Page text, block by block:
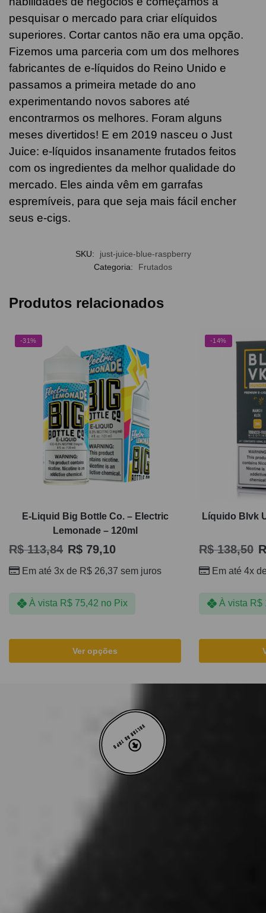
pesquisar o mercado para criar elíquidos
superiores. Cortar cantos não era uma opção.
Fizemos uma parceria com um dos melhores
fabricantes de e-líquidos do Reino Unido e
passamos a primeira metade do ano
experimentando novos sabores até
encontrarmos os melhores. Foram alguns
meses divertidos! E em 2019 nasceu o Just
Juice: e-líquidos insanamente frutados feitos
com os ingredientes da melhor qualidade do
mercado. Eles ainda vêm em garrafas
espremíveis, para que seja mais fácil encher
seus e-cigs.
SKU:
just-juice-blue-raspberry
Categoria:
Frutados
Produtos relacionados
-31%
E-Liquid Big Bottle Co. – Electric
Lemonade – 120ml
R$113,84 R$ 79,10
Em até 3x de R$ 26,37 sem juros
À vista R$75,42 no Pix
Ver opções
-14%
Líquido Blvk
R$138,50
Em até 4x
À vista R$
VOLTAR AO TOPO